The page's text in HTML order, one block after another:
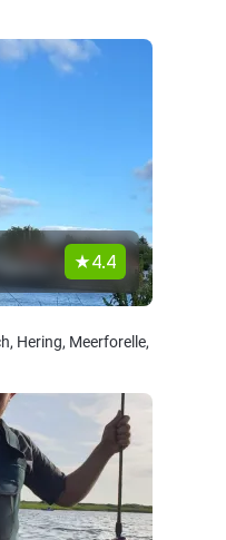
4.4
Hering, Meerforelle,